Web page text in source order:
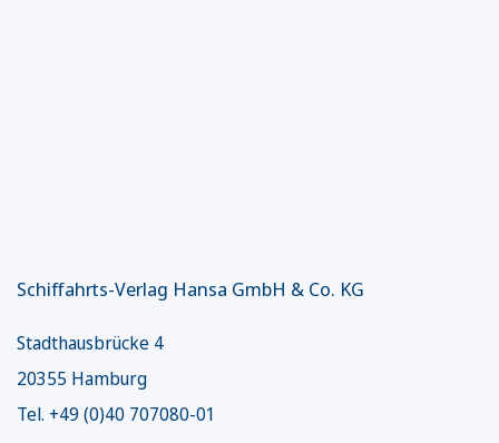
Schiffahrts-Verlag Hansa GmbH & Co. KG
Stadthausbrücke 4
20355 Hamburg
Tel. +49 (0)40 707080-01